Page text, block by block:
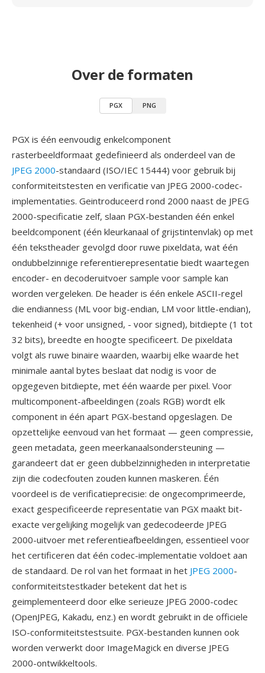
Over de formaten
PGX PNG
PGX is één eenvoudig enkelcomponent
rasterbeeldformaat gedefinieerd als onderdeel van de
JPEG 2000-standaard (ISO/IEC 15444) voor gebruik bij
conformiteitstesten en verificatie van JPEG 2000-codec-
implementaties. Geintroduceerd rond 2000 naast de JPEG
2000-specificatie zelf, slaan PGX-bestanden één enkel
beeldcomponent (één kleurkanaal of grijstintenvlak) op met
één tekstheader gevolgd door ruwe pixeldata, wat één
ondubbelzinnige referentierepresentatie biedt waartegen
encoder- en decoderuitvoer sample voor sample kan
worden vergeleken. De header is één enkele ASCII-regel
die endianness (ML voor big-endian, LM voor little-endian),
tekenheid (+ voor unsigned, - voor signed), bitdiepte (1 tot
32 bits), breedte en hoogte specificeert. De pixeldata
volgt als ruwe binaire waarden, waarbij elke waarde het
minimale aantal bytes beslaat dat nodig is voor de
opgegeven bitdiepte, met één waarde per pixel. Voor
multicomponent-afbeeldingen (zoals RGB) wordt elk
component in één apart PGX-bestand opgeslagen. De
opzettelijke eenvoud van het formaat — geen compressie,
geen metadata, geen meerkanaalsondersteuning —
garandeert dat er geen dubbelzinnigheden in interpretatie
zijn die codecfouten zouden kunnen maskeren. Één
voordeel is de verificatieprecisie: de ongecomprimeerde,
exact gespecificeerde representatie van PGX maakt bit-
exacte vergelijking mogelijk van gedecodeerde JPEG
2000-uitvoer met referentieafbeeldingen, essentieel voor
het certificeren dat één codec-implementatie voldoet aan
de standaard. De rol van het formaat in het JPEG 2000-
conformiteitstestkader betekent dat het is
geimplementeerd door elke serieuze JPEG 2000-codec
(OpenJPEG, Kakadu, enz.) en wordt gebruikt in de officiele
ISO-conformiteitstestsuite. PGX-bestanden kunnen ook
worden verwerkt door ImageMagick en diverse JPEG
2000-ontwikkeltools.